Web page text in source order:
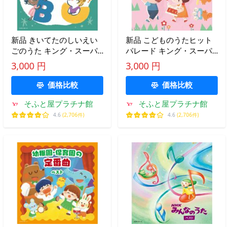
新品 きいてたのしいえい
ごのうた キング・スーパ
ー・ツイン・シリーズ
2026 / (CD) KICW7807
3,000 円
価格比較
そふと屋プラチナ館
4.6 (2,706件)
新品 こどものうたヒット
パレード キング・スーパ
ー・ツイン・シリーズ
2026 / (CD) KICW7809
3,000 円
価格比較
そふと屋プラチナ館
4.6 (2,706件)